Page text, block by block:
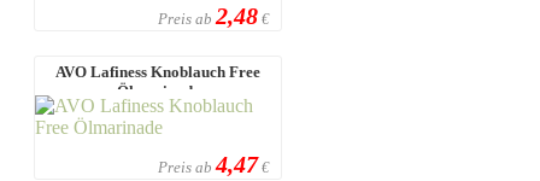
Preis ab 2,48 €
AVO Lafiness Knoblauch Free
Ölmarinade
Preis ab 4,47 €